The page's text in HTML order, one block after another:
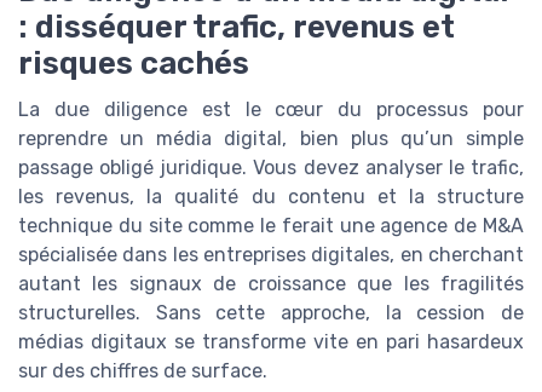
: disséquer trafic, revenus et
risques cachés
La due diligence est le cœur du processus pour
reprendre un média digital, bien plus qu’un simple
passage obligé juridique. Vous devez analyser le trafic,
les revenus, la qualité du contenu et la structure
technique du site comme le ferait une agence de M&A
spécialisée dans les entreprises digitales, en cherchant
autant les signaux de croissance que les fragilités
structurelles. Sans cette approche, la cession de
médias digitaux se transforme vite en pari hasardeux
sur des chiffres de surface.